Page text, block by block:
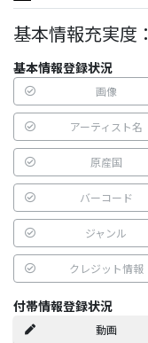
基本情報充実度：
基本情報登録状況
画像
アーティスト名
原産国
バーコード
ジャンル
クレジット情報
付帯情報登録状況
動画